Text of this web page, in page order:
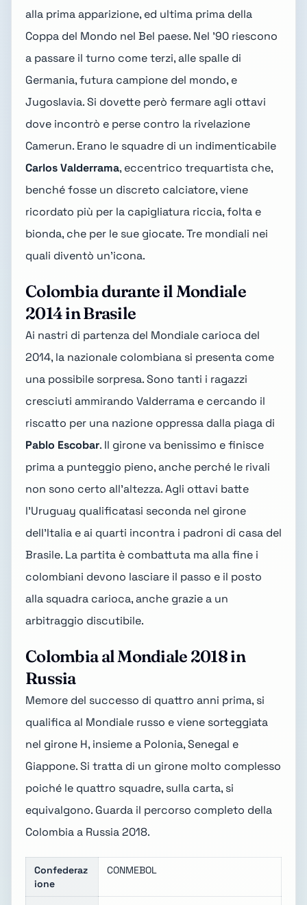
alla prima apparizione, ed ultima prima della
Coppa del Mondo nel Bel paese. Nel '90 riescono
a passare il turno come terzi, alle spalle di
Germania, futura campione del mondo, e
Jugoslavia. Si dovette però fermare agli ottavi
dove incontrò e perse contro la rivelazione
Camerun. Erano le squadre di un indimenticabile
Carlos Valderrama, eccentrico trequartista che,
benché fosse un discreto calciatore, viene
ricordato più per la capigliatura riccia, folta e
bionda, che per le sue giocate. Tre mondiali nei
quali diventò un'icona.
Colombia durante il Mondiale
2014 in Brasile
Ai nastri di partenza del Mondiale carioca del
2014, la nazionale colombiana si presenta come
una possibile sorpresa. Sono tanti i ragazzi
cresciuti ammirando Valderrama e cercando il
riscatto per una nazione oppressa dalla piaga di
Pablo Escobar. Il girone va benissimo e finisce
prima a punteggio pieno, anche perché le rivali
non sono certo all'altezza. Agli ottavi batte
l'Uruguay qualificatasi seconda nel girone
dell'Italia e ai quarti incontra i padroni di casa del
Brasile. La partita è combattuta ma alla fine i
colombiani devono lasciare il passo e il posto
alla squadra carioca, anche grazie a un
arbitraggio discutibile.
Colombia al Mondiale 2018 in
Russia
Memore del successo di quattro anni prima, si
qualifica al Mondiale russo e viene sorteggiata
nel girone H, insieme a Polonia, Senegal e
Giappone. Si tratta di un girone molto complesso
poiché le quattro squadre, sulla carta, si
equivalgono. Guarda il percorso completo della
Colombia a Russia 2018.
Confederaz
ione
CONMEBOL